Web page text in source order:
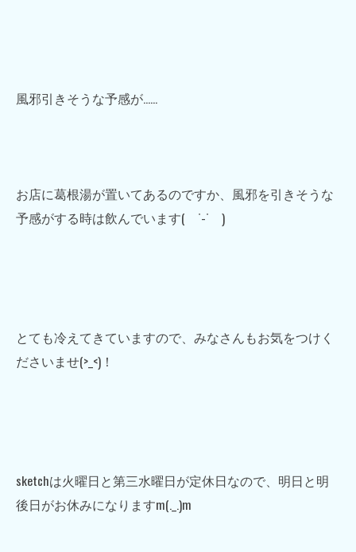
風邪引きそうな予感が……
お店に葛根湯が置いてあるのですか、風邪を引きそうな
予感がする時は飲んでいます( ˙-˙ )
とても冷えてきていますので、みなさんもお気をつけく
ださいませ(>_<)！
sketchは火曜日と第三水曜日が定休日なので、明日と明
後日がお休みになりますm(._.)m